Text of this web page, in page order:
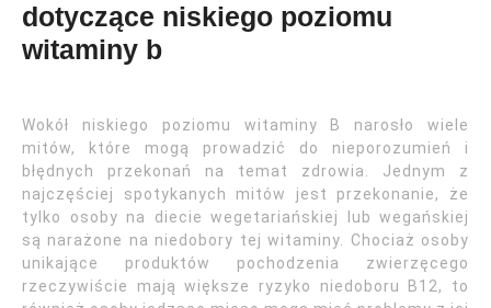
dotyczące niskiego poziomu
witaminy b
Wokół niskiego poziomu witaminy B narosło wiele
mitów, które mogą prowadzić do nieporozumień i
błędnych przekonań na temat zdrowia. Jednym z
najczęściej spotykanych mitów jest przekonanie, że
tylko osoby na diecie wegetariańskiej lub wegańskiej
są narażone na niedobory tej witaminy. Chociaż osoby
unikające produktów pochodzenia zwierzęcego
rzeczywiście mają większe ryzyko niedoboru B12, to